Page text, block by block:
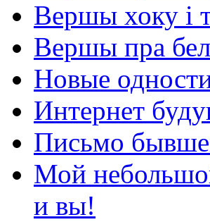
Вершы хоку і
Вершы пра
Новые
Интернет
Письмо
Мой
и вы!